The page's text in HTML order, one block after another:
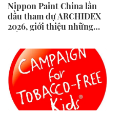
Nippon Paint China lần
đầu tham dự ARCHIDEX
2026, giới thiệu những
công nghiệp